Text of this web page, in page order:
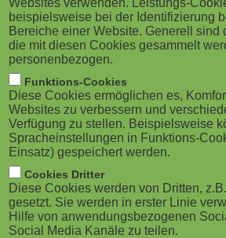
M
o
b
i
l
e
)
g
a
o
n
Berlin, Dezember 2020 -
Stifterverband und
Corona-Krise die
und Weiterbildung am Arbeitsplatz
hat. Gleichzeitig stagnierte oder
die betriebliche Fortbildung bei 70
550 befragten Unternehmen.
Die Corona-Krise beschleunigt die
Weiterbildungsangebote und setzt neue
Websites verwenden. Leistungs-
beispielsweise bei der Identifizierung
Bereiche einer Website. Generell sind
die mit diesen Cookies gesammelt
personenbezogen.
Funktions-Cookies
Diese Cookies ermöglichen es,
Websites zu verbessern und
Verfügung zu stellen. Beispielsweise
Spracheinstellungen in Funktions-
Einsatz) gespeichert werden.
Cookies Dritter
Diese Cookies werden von Dritten,
gesetzt. Sie werden in erster Linie
Hilfe von anwendungsbezogenen
Social Media Kanäle zu teilen.